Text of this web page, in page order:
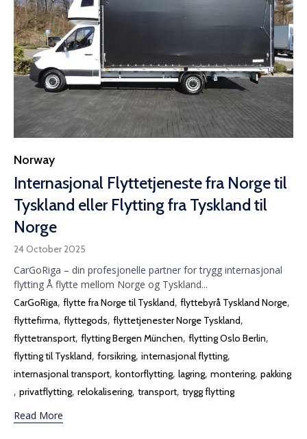
Category
Norway
Internasjonal Flyttetjeneste fra Norge til
Tyskland eller Flytting fra Tyskland til
Norge
24 October 2025
CarGoRiga – din profesjonelle partner for trygg internasjonal
flytting Å flytte mellom Norge og Tyskland...
Tags
CarGoRiga, flytte fra Norge til Tyskland, flyttebyrå Tyskland Norge,
flyttefirma, flyttegods, flyttetjenester Norge Tyskland,
flyttetransport, flytting Bergen München, flytting Oslo Berlin,
flytting til Tyskland, forsikring, internasjonal flytting,
internasjonal transport, kontorflytting, lagring, montering, pakking
, privatflytting, relokalisering, transport, trygg flytting
Read More